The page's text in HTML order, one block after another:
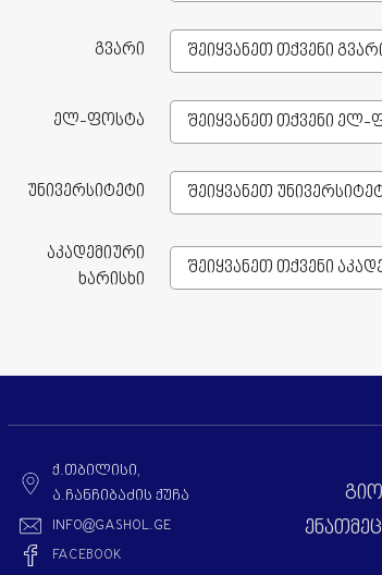
გვარი
ელ-ფოსტა
უნივერსიტეტი
აკადემიური
ხარისხი
Ქ.ᲗᲑᲘᲚᲘᲡᲘ,
Ა.ᲩᲐᲜᲩᲘᲑᲐᲫᲘᲡ ᲥᲣᲩᲐ
INFO@GASHOL.GE
FACEBOOK